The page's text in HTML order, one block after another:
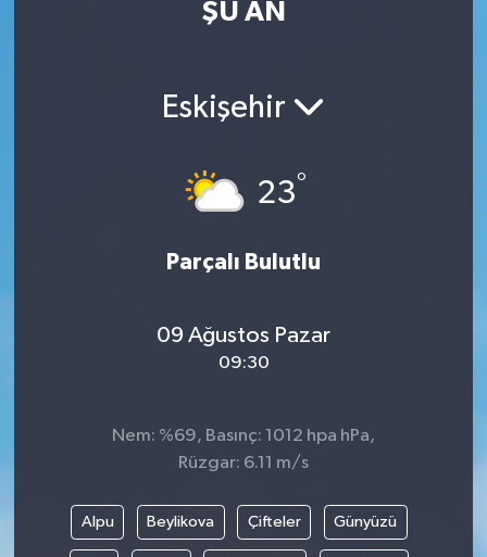
ŞU AN
Eskişehir
23°
Parçalı Bulutlu
09 Ağustos Pazar
09:30
Nem: %69, Basınç: 1012 hpa hPa,
Rüzgar: 6.11 m/s
Alpu Beylikova Çifteler Günyüzü